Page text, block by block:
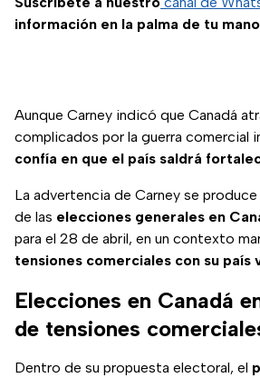
información en la palma de tu
Aunque Carney indicó que Canadá
complicados por la guerra comercial
confía en que el país saldrá
La advertencia de Carney se
de las elecciones generales en
para el 28 de abril, en un contexto
tensiones comerciales con su país
Elecciones en Canadá
de tensiones
Dentro de su propuesta electoral, el